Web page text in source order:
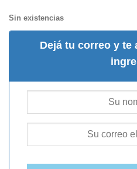
Sin existencias
Dejá tu correo y te